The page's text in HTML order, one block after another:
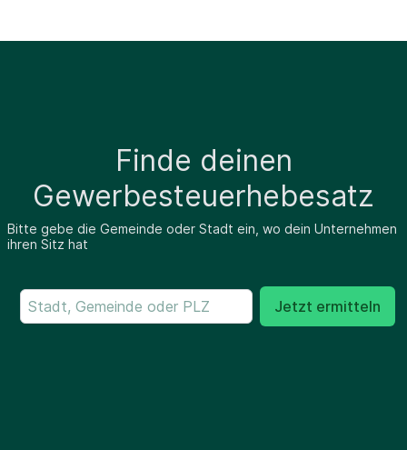
Finde deinen
Gewerbesteuerhebesatz
Bitte gebe die Gemeinde oder Stadt ein, wo dein Unternehmen
ihren Sitz hat
Jetzt ermitteln